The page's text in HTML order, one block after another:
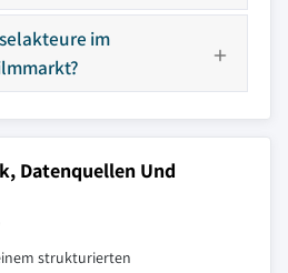
im
Datenquellen Und
strukturierten